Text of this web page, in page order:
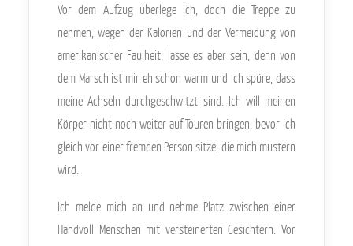
Vor dem Aufzug überlege ich, doch die Treppe zu
nehmen, wegen der Kalorien und der Vermeidung von
amerikanischer Faulheit, lasse es aber sein, denn von
dem Marsch ist mir eh schon warm und ich spüre, dass
meine Achseln durchgeschwitzt sind. Ich will meinen
Körper nicht noch weiter auf Touren bringen, bevor ich
gleich vor einer fremden Person sitze, die mich mustern
wird.
Ich melde mich an und nehme Platz zwischen einer
Handvoll Menschen mit versteinerten Gesichtern. Vor